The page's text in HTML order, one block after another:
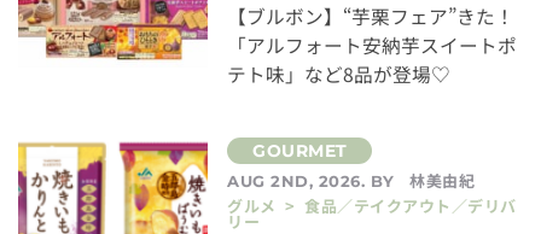
【ブルボン】“芋栗フェア”きた！
「アルフォート安納芋スイートポ
テト味」など8品が登場♡
AUG 2ND, 2026. BY
林美由紀
グルメ > 食品／テイクアウト／デリバ
リー